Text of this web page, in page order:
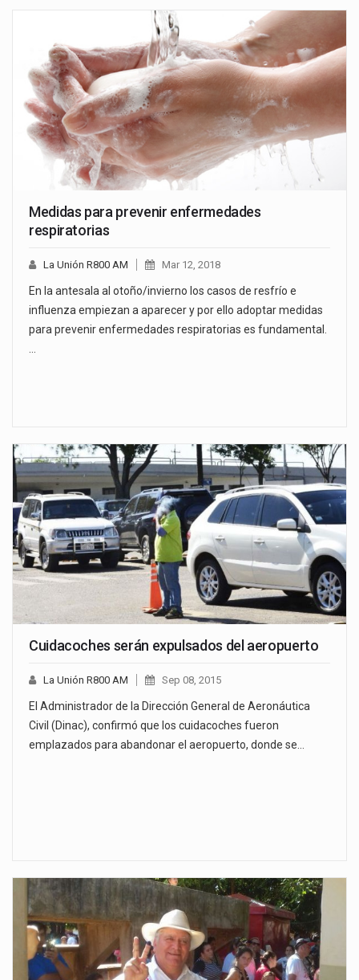
Medidas para prevenir enfermedades
respiratorias
La Unión R800 AM Mar 12, 2018
En la antesala al otoño/invierno los casos de resfrío e
influenza empiezan a aparecer y por ello adoptar medidas
para prevenir enfermedades respiratorias es fundamental.
…
Cuidacoches serán expulsados del aeropuerto
La Unión R800 AM Sep 08, 2015
El Administrador de la Dirección General de Aeronáutica
Civil (Dinac), confirmó que los cuidacoches fueron
emplazados para abandonar el aeropuerto, donde se…